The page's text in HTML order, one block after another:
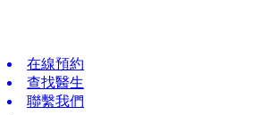
在線預約
查找醫生
聯繫我們